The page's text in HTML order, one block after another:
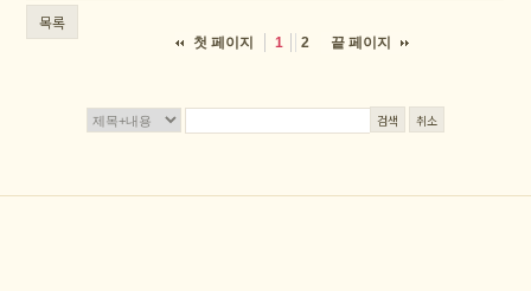
목록
첫 페이지 1 2 끝 페이지
검색 취소